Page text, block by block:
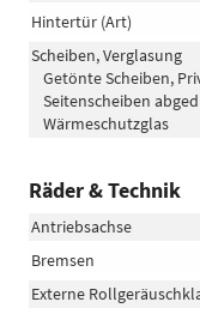
Hintertür (Art)
Scheiben, Verglasung
Getönte Scheiben,
Seitenscheiben
Wärmeschutzglas
Räder & Technik
Antriebsachse
Bremsen
Externe